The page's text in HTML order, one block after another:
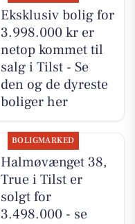
Eksklusiv bolig for
3.998.000 kr er
netop kommet til
salg i Tilst - Se
den og de dyreste
boliger her
BOLIGMARKED
Halmøvænget 38,
True i Tilst er
solgt for
3.498.000 - se